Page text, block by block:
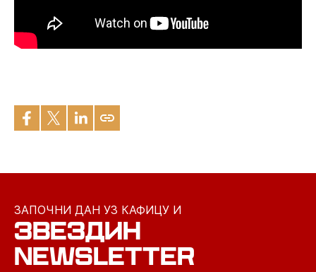
ЗАПОЧНИ ДАН УЗ КАФИЦУ И
ЗВЕЗДИН
NEWSLETTER